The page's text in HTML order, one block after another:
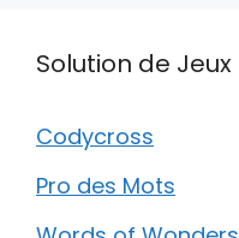
Solution de Jeux
Codycross
Pro des Mots